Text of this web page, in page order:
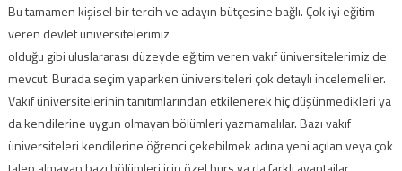
Bu tamamen kişisel bir tercih ve adayın bütçesine bağlı. Çok iyi eğitim
veren devlet üniversitelerimiz
olduğu gibi uluslararası düzeyde eğitim veren vakıf üniversitelerimiz de
mevcut. Burada seçim yaparken üniversiteleri çok detaylı incelemeliler.
Vakıf üniversitelerinin tanıtımlarından etkilenerek hiç düşünmedikleri ya
da kendilerine uygun olmayan bölümleri yazmamalılar. Bazı vakıf
üniversiteleri kendilerine öğrenci çekebilmek adına yeni açılan veya çok